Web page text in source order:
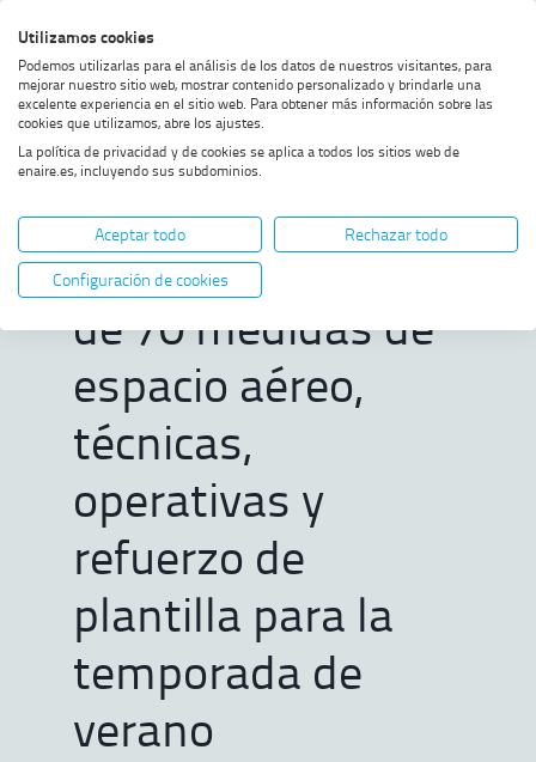
al
menú
al
contenido
al
footer
alto
contraste
Home MOSTRAR OPCIONES DEL CAMINO DE MIGAS
ENAIRE despliega un plan con
más de 70 medidas de espacio
aéreo, técnicas, operativas y
refuerzo de plantilla para la
ENAIRE despliega
un plan con más
de 70 medidas de
espacio aéreo,
técnicas,
operativas y
refuerzo de
plantilla para la
temporada de
verano
Utilizamos cookies
Podemos utilizarlas para el análisis de los datos de nuestros visitantes, para
mejorar nuestro sitio web, mostrar contenido personalizado y brindarle una
excelente experiencia en el sitio web. Para obtener más información sobre las
cookies que utilizamos, abre los ajustes.
La política de privacidad y de cookies se aplica a todos los sitios web de
enaire.es, incluyendo sus subdominios.
Aceptar todo
Rechazar todo
Configuración de cookies